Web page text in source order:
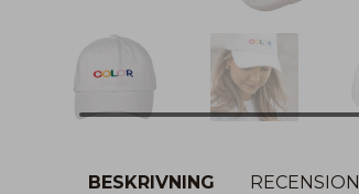
BESKRIVNING